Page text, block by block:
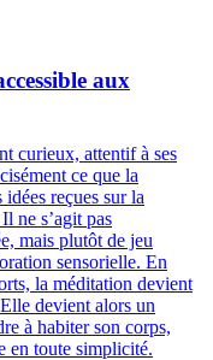
aux
curieux, attentif à ses
ce que la
reçues sur la
ne s’agit pas
mais plutôt de jeu
sensorielle. En
la méditation devient
devient alors un
à habiter son corps,
en toute simplicité.